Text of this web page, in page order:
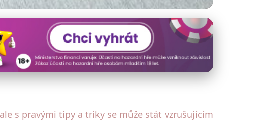
Domě
s pravými tipy a triky se může stát vzrušujícím